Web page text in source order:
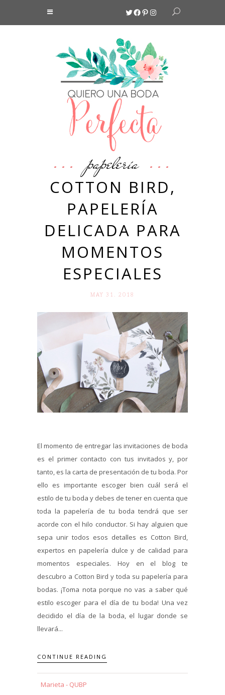
Twitter
Facebook
Pinterest
Instagram
papelería
COTTON BIRD,
PAPELERÍA
DELICADA PARA
MOMENTOS
ESPECIALES
MAY 31. 2018
El momento de entregar las invitaciones de boda
es el primer contacto con tus invitados y, por
tanto, es la carta de presentación de tu boda. Por
ello es importante escoger bien cuál será el
estilo de tu boda y debes de tener en cuenta que
toda la papelería de tu boda tendrá que ser
acorde con el hilo conductor. Si hay alguien que
sepa unir todos esos detalles es Cotton Bird,
expertos en papelería dulce y de calidad para
momentos especiales. Hoy en el blog te
descubro a Cotton Bird y toda su papelería para
bodas. ¡Toma nota porque no vas a saber qué
estilo escoger para el día de tu boda! Una vez
decidido el día de la boda, el lugar donde se
llevará...
CONTINUE READING
Marieta - QUBP